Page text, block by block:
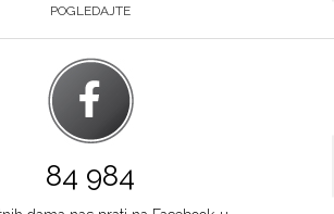
POGLEDAJTE
84 984